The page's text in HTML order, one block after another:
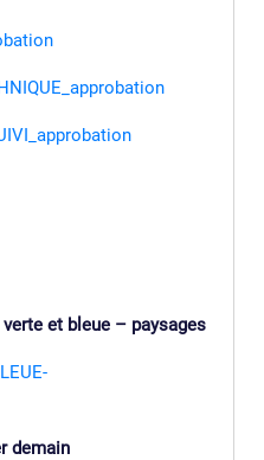
et bleue – paysages
demain